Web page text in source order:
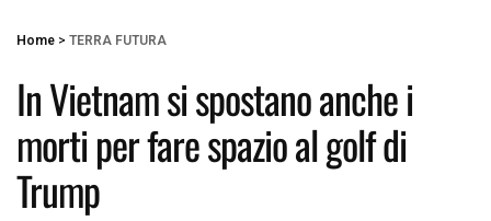
Home > TERRA FUTURA
In Vietnam si spostano anche i
morti per fare spazio al golf di
Trump